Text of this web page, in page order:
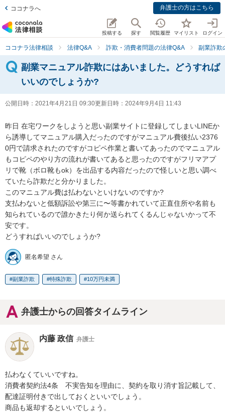
ココナラへ 弁護士の方はこちら
投稿する 探す 閲覧履歴 マイリスト ログイン
ココナラ法律相談 法律Q&A 詐欺・消費者問題の法律Q&A 副業詐欺
副業マニュアル詐欺にはあいました。どうすれば
いいのでしょうか?
公開日時： 2021年4月21日 09:30更新日時： 2024年9月4日 11:43
昨日 在宅ワークをしようと思い副業サイトに登録してしまいLINEか
ら誘導してマニュアル購入だったのですがマニュアル費後払い2376
0円で請求されたのですがコピペ作業と書いてあったのでマニュアル
もコピペのやり方の流れが書いてあると思ったのですがフリマアプ
リで靴（ボロ靴もok）を出品する内容だったので怪しいと思い調べ
ていたら詐欺だと分かりました。
このマニュアル費は払わないといけないのですか?
支払わないと低額訴訟や第三に〜等書かれていて正直住所や名前も
知られているので誰かきたり何か送られてくるんじゃないかって不
安です。
どうすればいいのでしょうか?
匿名希望 さん
副業詐欺 特殊詐欺 10万円未満
弁護士からの回答タイムライン
内藤 政信 弁護士
払わなくていいですね。
消費者契約法4条　不実告知を理由に、契約を取り消す旨記載して、
配達証明付きで出しておくといいでしょう。
商品も返却するといいでしょう。